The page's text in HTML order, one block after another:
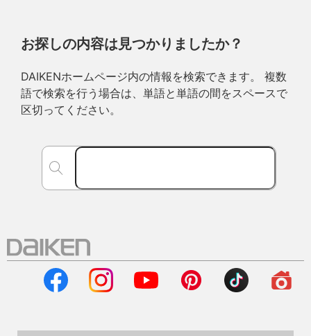
お探しの内容は見つかりましたか？
DAIKENホームページ内の情報を検索できます。 複数
語で検索を行う場合は、単語と単語の間をスペースで
区切ってください。